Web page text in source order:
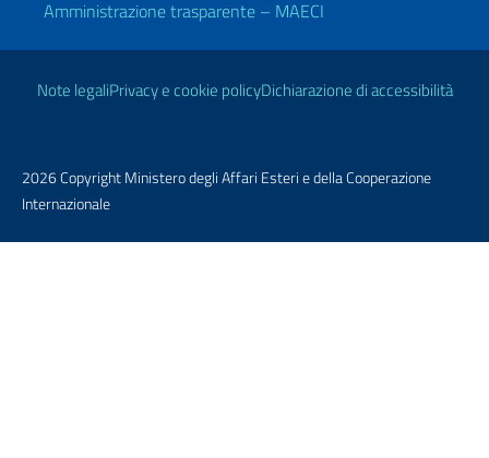
Amministrazione trasparente – MAECI
Link Utili
Note legaliPrivacy e cookie policyDichiarazione di accessibilità
2026 Copyright Ministero degli Affari Esteri e della Cooperazione
Internazionale